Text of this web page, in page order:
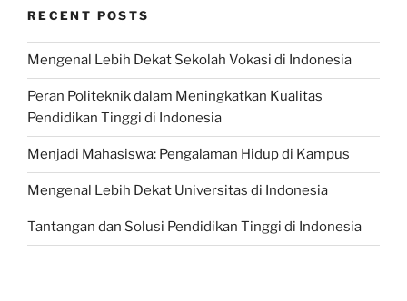
RECENT POSTS
Mengenal Lebih Dekat Sekolah Vokasi di Indonesia
Peran Politeknik dalam Meningkatkan Kualitas
Pendidikan Tinggi di Indonesia
Menjadi Mahasiswa: Pengalaman Hidup di Kampus
Mengenal Lebih Dekat Universitas di Indonesia
Tantangan dan Solusi Pendidikan Tinggi di Indonesia